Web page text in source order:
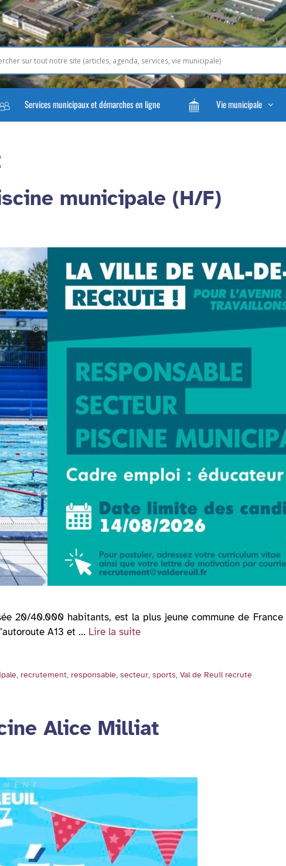
Services municipaux et démarches en ligne Vie municipale
municipale (H/F)
20/40.000 habitants, est la plus jeune commune de
A13 et … Lire la suite
, recrutement, responsable, secteur, sports, Val de Reuil recrute
Alice Milliat